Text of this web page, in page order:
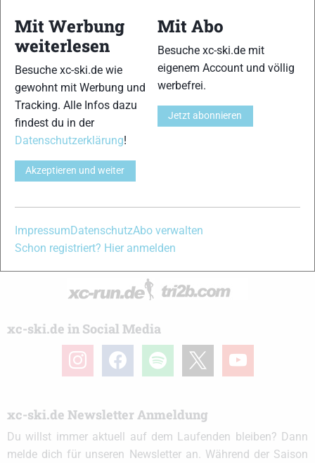
xc-ski.de ist DAS deutschsprachige Portal mit aktuellen
News aus dem Skilanglauf, Biathlon und der Nordischen
Kombination, einer Loipendatenbank,Langlauf
und allem was du sonst noch über deine Lieblingssportarten
xc-ski.de in Social Media
instagramfacebook spotify youtube
xc-ski.de Newsletter Anmeldung
Du willst immer aktuell auf dem Laufenden bleiben? Dann
melde dich für unseren Newsletter an. Während der Saison
Mit Werbung
weiterlesen
Besuche xc-ski.de wie
gewohnt mit Werbung und
Tracking. Alle Infos dazu
findest du in der
Datenschutzerklärung!
Akzeptieren und weiter
Mit Abo
Besuche xc-ski.de mit
eigenem Account und völlig
werbefrei.
Jetzt abonnieren
Impressum DatenschutzAbo verwalten
Schon registriert? Hier anmelden